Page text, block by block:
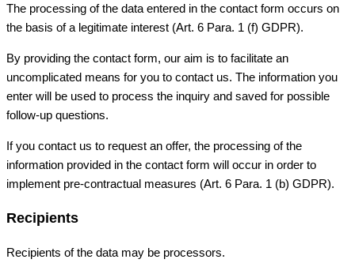
The processing of the data entered in the contact form occurs on
the basis of a legitimate interest (Art. 6 Para. 1 (f) GDPR).
By providing the contact form, our aim is to facilitate an
uncomplicated means for you to contact us. The information you
enter will be used to process the inquiry and saved for possible
follow-up questions.
If you contact us to request an offer, the processing of the
information provided in the contact form will occur in order to
implement pre-contractual measures (Art. 6 Para. 1 (b) GDPR).
Recipients
Recipients of the data may be processors.